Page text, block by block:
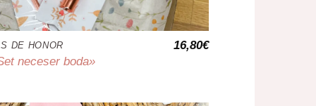
DE HONOR
neceser boda»
16,80€